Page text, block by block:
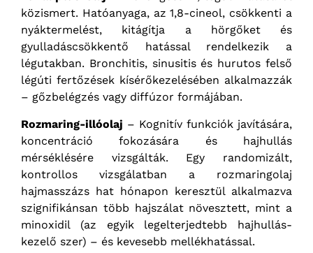
közismert. Hatóanyaga, az 1,8-cineol, csökkenti a
nyáktermelést, kitágítja a hörgőket és
gyulladáscsökkentő hatással rendelkezik a
légutakban. Bronchitis, sinusitis és hurutos felső
légúti fertőzések kísérőkezelésében alkalmazzák
– gőzbelégzés vagy diffúzor formájában.
Rozmaring-illóolaj – Kognitív funkciók javítására,
koncentráció fokozására és hajhullás
mérséklésére vizsgálták. Egy randomizált,
kontrollos vizsgálatban a rozmaringolaj
hajmasszázs hat hónapon keresztül alkalmazva
szignifikánsan több hajszálat növesztett, mint a
minoxidil (az egyik legelterjedtebb hajhullás-
kezelő szer) – és kevesebb mellékhatással.